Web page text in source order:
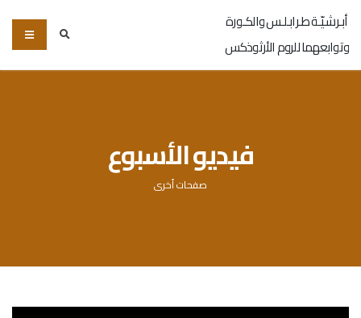
أبـرشـيّـة طـرابـلـس والكـورة
وتوابعهما للروم الأرثوذكس
فيديو الأسبوع
صفحات أخرى